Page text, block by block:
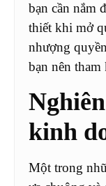
bạn cần nắm
thiết khi mở
nhượng
bạn nên tham
kinh
Một trong